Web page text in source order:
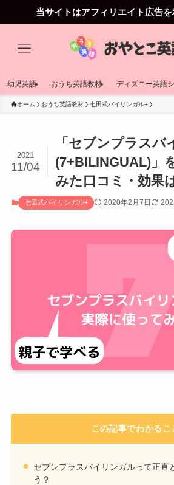
当サイトはアフィリエイト広告
幼児英語 おうち英語教材 ディズニー英語
ホーム おうち英語教材 七田式バイリンガル+
「セブンプラスバ
(7+BILINGUAL)」
みた口コミ・効果
2021
11/04
七田式バイリンガル+ 2020年2月7日
この記事でわかるこ
セブンプラスバイリンガルって正直
う？